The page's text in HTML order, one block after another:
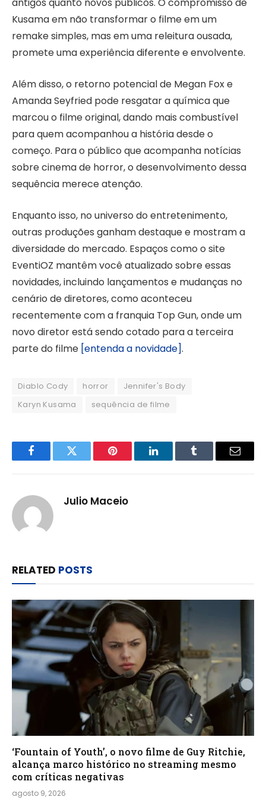
antigos quanto novos públicos. O compromisso de
Kusama em não transformar o filme em um
remake simples, mas em uma releitura ousada,
promete uma experiência diferente e envolvente.
Além disso, o retorno potencial de Megan Fox e
Amanda Seyfried pode resgatar a química que
marcou o filme original, dando mais combustível
para quem acompanhou a história desde o
começo. Para o público que acompanha notícias
sobre cinema de horror, o desenvolvimento dessa
sequência merece atenção.
Enquanto isso, no universo do entretenimento,
outras produções ganham destaque e mostram a
diversidade do mercado. Espaços como o site
EventiOZ mantêm você atualizado sobre essas
novidades, incluindo lançamentos e mudanças no
cenário de diretores, como aconteceu
recentemente com a franquia Top Gun, onde um
novo diretor está sendo cotado para a terceira
parte do filme [entenda a novidade].
Diablo Cody horror
Jennifer's Body
Karyn Kusama
sequência de filme
FacebookTwitter Pinterest LinkedInTumblr Email
Julio Maceio
RELATED POSTS
‘Fountain of Youth’, o novo filme de Guy Ritchie,
alcança marco histórico no streaming mesmo
com críticas negativas
agosto 9, 2026